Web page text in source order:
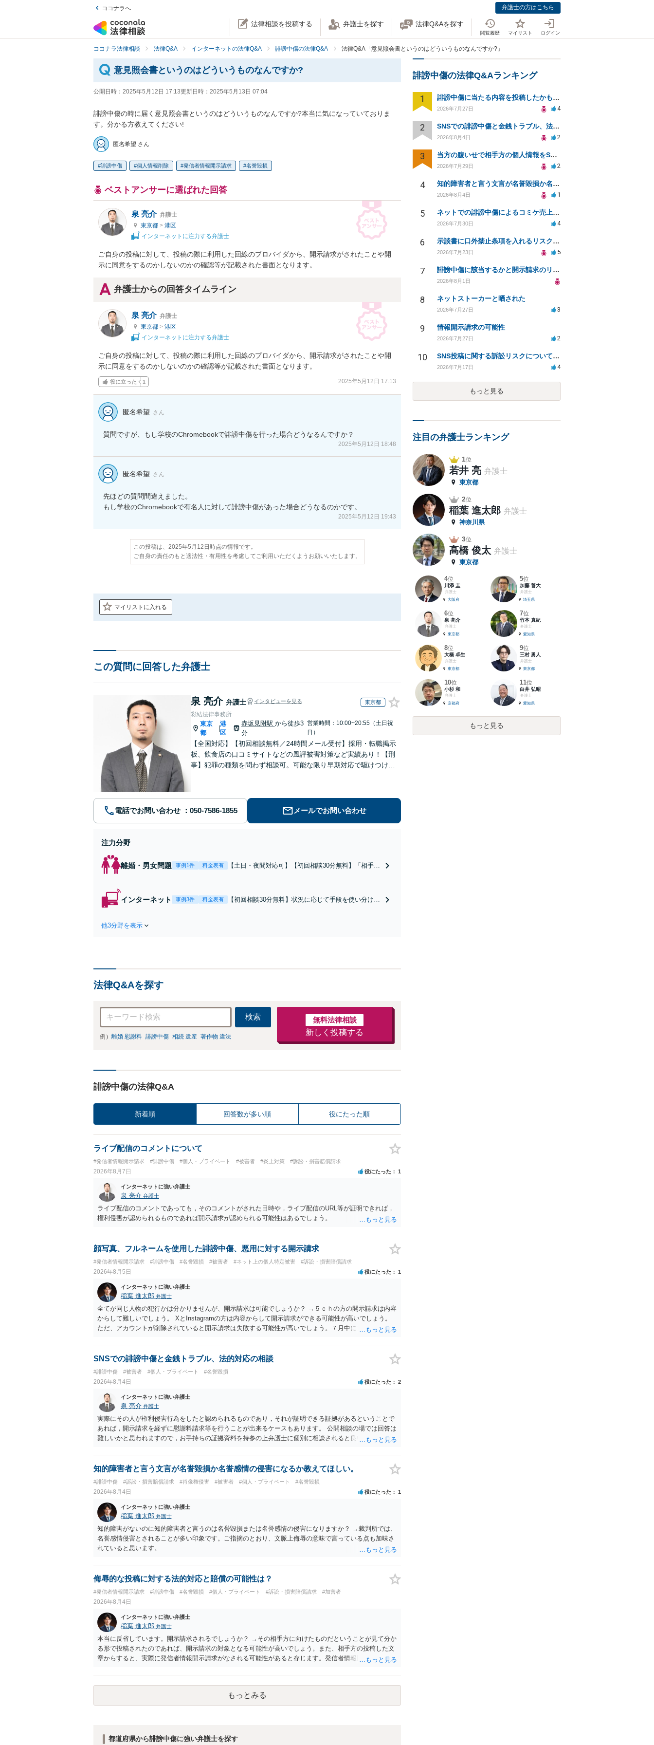
ココナラへ 弁護士の方はこちら
法律相談を投稿する 弁護士を探す 法律Q&Aを探す
閲覧履歴 マイリスト ログイン
ココナラ法律相談 法律Q&A インターネットの法律Q&A 誹謗中傷の法律Q&A 法律Q&A「意見照会書というのはどういうものなんですか?」
意見照会書というのはどういうものなんですか?
公開日時： 2025年5月12日 17:13更新日時： 2025年5月13日 07:04
誹謗中傷の時に届く意見照会書というのはどういうものなんですか?本当に気になっていておりま
す。分かる方教えてください!
匿名希望 さん
誹謗中傷 個人情報削除 発信者情報開示請求 名誉毀損
ベストアンサーに選ばれた回答
泉 亮介 弁護士
東京都 > 港区
インターネットに注力する弁護士
ご自身の投稿に対して、投稿の際に利用した回線のプロバイダから、開示請求がされたことや開
示に同意をするのかしないのかの確認等が記載された書面となります。
弁護士からの回答タイムライン
泉 亮介 弁護士
東京都 > 港区
インターネットに注力する弁護士
ご自身の投稿に対して、投稿の際に利用した回線のプロバイダから、開示請求がされたことや開
示に同意をするのかしないのかの確認等が記載された書面となります。
役に立った 1 2025年5月12日 17:13
匿名希望 さん
質問ですが、もし学校のChromebookで誹謗中傷を行った場合どうなるんですか？
2025年5月12日 18:48
匿名希望 さん
先ほどの質問間違えました。
もし学校のChromebookで有名人に対して誹謗中傷があった場合どうなるのかです。
2025年5月12日 19:43
この投稿は、2025年5月12日時点の情報です。
ご自身の責任のもと適法性・有用性を考慮してご利用いただくようお願いいたします。
マイリストに入れる
この質問に回答した弁護士
泉 亮介 弁護士 インタビューを見る 東京都
彩結法律事務所
東京
都
港
区
赤坂見附駅 から徒歩3
分
営業時間：10:00~20:55（土日祝
日）
【全国対応】【初回相談無料／24時間メール受付】採用・転職掲示
板、飲食店の口コミサイトなどの風評被害対策など実績あり！【刑
事】犯罪の種類を問わず相談可。可能な限り早期対応で駆けつけサ
電話でお問い合わせ メールでお問い合わせ
注力分野
離婚・男女問題 事例1件 料金表有
【土日・夜間対応可】【初回相談30分無料】「相手方
金額アップ／減額交渉も対応可」【完全個室対応】
インターネット 事例3件 料金表有
【初回相談30分無料】状況に応じて手段を使い分け、
他3分野を表示
法律Q&Aを探す
検索
例） 離婚 慰謝料 誹謗中傷 相続 遺産 著作物 違法
無料法律相談
新しく投稿する
誹謗中傷の法律Q&A
新着順 回答数が多い順 役にたった順
ライブ配信のコメントについて
#発信者情報開示請求 #誹謗中傷 #個人・プライベート #被害者 #炎上対策 #訴訟・損害賠償請求
2026年8月7日 役にたった 1
インターネットに強い弁護士
泉 亮介 弁護士
ライブ配信のコメントであっても，そのコメントがされた日時や，ライブ配信のURL等が証明できれば，
権利侵害が認められるものであれば開示請求が認められる可能性はあるでしょう。
顔写真、フルネームを使用した誹謗中傷、悪用に対する開示請求
#発信者情報開示請求 #誹謗中傷 #名誉毀損 #被害者 #ネット上の個人特定被害 #訴訟・損害賠償請求
2026年8月5日 役にたった 1
インターネットに強い弁護士
稲葉 進太郎 弁護士
全てが同じ人物の犯行かは分かりませんが、開示請求は可能でしょうか？ →５ｃｈの方の開示請求は内容
からして難しいでしょう。 XとInstagramの方は内容からして開示請求ができる可能性が高いでしょう。
ただ、アカウントが削除されていると開示請求は失敗する可能性が高いでしょう。７月中にアカウントが
相手に全ての弁護士費用を負担させることは可能でしょうか？ →訴訟外の交渉で相手方が認めれば負担さ
せることができるでしょう。訴訟で判決となった場合は、実際の弁護士費用が認められる場合と認められ
SNSでの誹謗中傷と金銭トラブル、法的対応の相談
#誹謗中傷 #被害者 #個人・プライベート #名誉毀損
2026年8月4日 役にたった 2
インターネットに強い弁護士
泉 亮介 弁護士
実際にその人が権利侵害行為をしたと認められるものであり，それが証明できる証拠があるということで
あれば，開示請求を経ずに慰謝料請求等を行うことが出来るケースもあります。 公開相談の場では回答は
難しいかと思われますので，お手持ちの証拠資料を持参の上弁護士に個別に相談されると良いでしょう。
知的障害者と言う文言が名誉毀損か名誉感情の侵害になるか教えてほしい。
#誹謗中傷 #訴訟・損害賠償請求 #肖像権侵害 #被害者 #個人・プライベート #名誉毀損
2026年8月4日 役にたった 1
インターネットに強い弁護士
稲葉 進太郎 弁護士
知的障害がないのに知的障害者と言うのは名誉毀損または名誉感情の侵害になりますか？ →裁判所では、
名誉感情侵害とされることが多い印象です。ご指摘のとおり、文脈上侮辱の意味で言っている点も加味さ
れていると思います。
侮辱的な投稿に対する法的対応と賠償の可能性は？
#発信者情報開示請求 #誹謗中傷 #名誉毀損 #個人・プライベート #訴訟・損害賠償請求 #加害者
2026年8月4日
インターネットに強い弁護士
稲葉 進太郎 弁護士
本当に反省しています。開示請求されるでしょうか？ →その相手方に向けたものだということが見て分か
る形で投稿されたのであれば、開示請求の対象となる可能性が高いでしょう。また、相手方の投稿した文
章からすると、実際に発信者情報開示請求がなされる可能性があると存じます。発信者情報開示請求が進
カウントの登録メールに意見照会がなされます。 また、された場合賠償金はいくらでしょうか。 →ケー
スバイケースであり、数万円から１００万単位まで様々でしょう。裁判外であれば交渉して相手方の請求
額から減額することを試みることとなるでしょう。もっとみる
都道府県から誹謗中傷に強い弁護士を探す
誹謗中傷の法律Q&Aランキング
1 誹謗中傷に当たる内容を投稿したかもしれない。開示請求や民事刑事裁判に発展しうるのか教えて欲しい。
2026年7月27日 4
2 SNSでの誹謗中傷と金銭トラブル、法的対応の相談
2026年8月4日 2
3 当方の腹いせで相手方の個人情報をSNSで晒してしまい名誉毀損させてしまったかもしれない
2026年7月29日 2
4 知的障害者と言う文言が名誉毀損か名誉感情の侵害になるか教えてほしい。
2026年8月4日 1
5 ネットでの誹謗中傷によるコミケ売上減少、損害賠償は可能か？
2026年7月30日 4
6 示談書に口外禁止条項を入れるリスクはありますか？
2026年7月23日 5
7 誹謗中傷に該当するかと開示請求のリスクを知りたい
2026年8月1日
8 ネットストーカーと晒された
2026年7月27日 3
9 情報開示請求の可能性
2026年7月27日 2
10 SNS投稿に関する訴訟リスクについての相談
2026年7月17日 4
もっと見る
注目の弁護士ランキング
1位
若井 亮 弁護士
東京都
2位
稲葉 進太郎 弁護士
神奈川県
3位
髙橋 俊太 弁護士
東京都
4位
川添 圭
弁護士
大阪府
5位
加藤 善大
弁護士
埼玉県
6位
泉 亮介
弁護士
東京都
7位
竹本 真紀
弁護士
愛知県
8位
大橋 卓生
弁護士
東京都
9位
三村 勇人
弁護士
東京都
10位
小杉 和
弁護士
京都府
11位
白井 弘昭
弁護士
愛知県
もっと見る